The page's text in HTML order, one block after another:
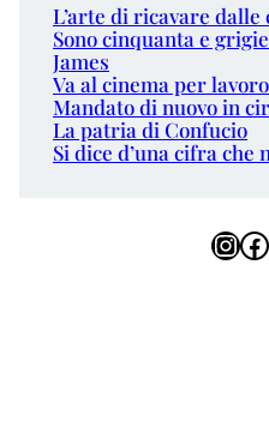
L’arte di ricavare
Sono cinquanta e
James
Va al cinema per lavoro
Mandato di nuovo in
La patria di Confucio
Si dice d’una cifra che
InstagramFacebook